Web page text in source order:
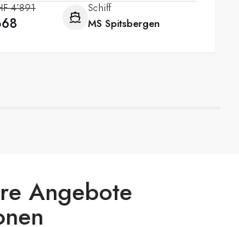
4’891 Schiff
MS Spitsbergen
Angebote